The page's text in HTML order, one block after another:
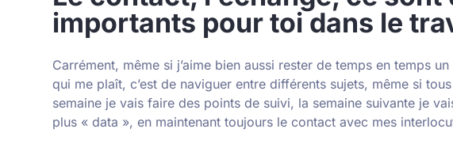
importants pour toi dans le
Carrément, même si j’aime bien aussi rester de temps en temps
qui me plaît, c’est de naviguer entre différents sujets, même si
semaine je vais faire des points de suivi, la semaine suivante je
plus « data », en maintenant toujours le contact avec mes